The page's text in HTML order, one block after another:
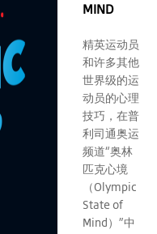
MIND
精英运动员
和许多其他
世界级的运
动员的心理
技巧，在普
利司通奥运
频道“奥林
匹克心境
（Olympic
State of
Mind）”中